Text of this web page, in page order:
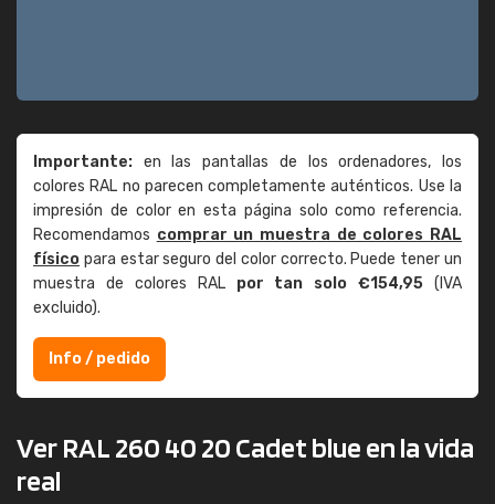
Importante: en las pantallas de los ordenadores, los
colores RAL no parecen completamente auténticos. Use la
impresión de color en esta página solo como referencia.
Recomendamos comprar un muestra de colores RAL
físico para estar seguro del color correcto. Puede tener un
muestra de colores RAL por tan solo €154,95 (IVA
excluido).
Info / pedido
Ver RAL 260 40 20 Cadet blue en la vida
real